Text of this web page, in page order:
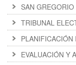
SAN
TRIBUNAL
EVALUACIÓN Y